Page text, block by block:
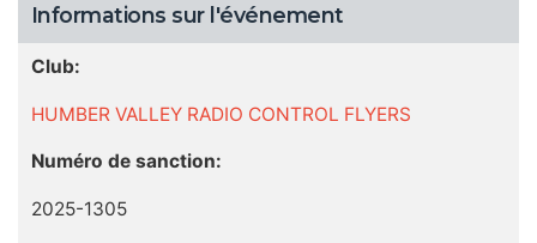
Informations sur l'événement
Club:
HUMBER VALLEY RADIO CONTROL FLYERS
Numéro de sanction:
2025-1305